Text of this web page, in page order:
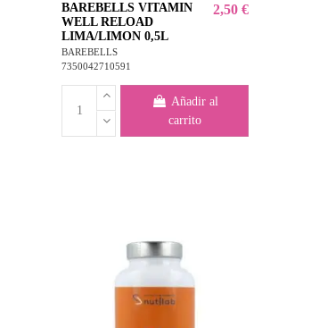
BAREBELLS VITAMIN
WELL RELOAD
LIMA/LIMON 0,5L
BAREBELLS
7350042710591
2,50 €
Añadir al
carrito